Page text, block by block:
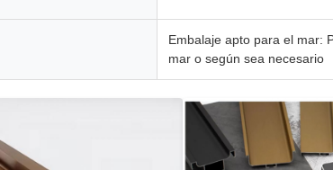
Embalaje apto para el mar:
mar o según sea necesario